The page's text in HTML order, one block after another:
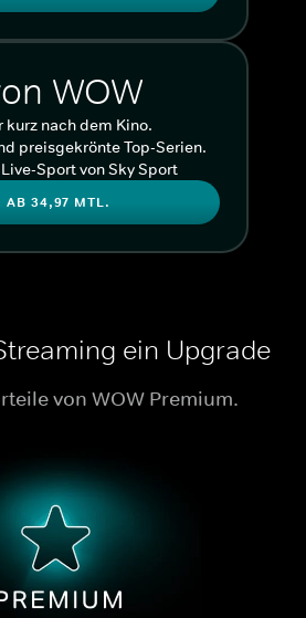
WOW
kurz nach dem Kino.
preisgekrönte Top-Serien.
Sport von Sky Sport
AB 34,97 MTL.
ein Upgrade
von WOW Premium.